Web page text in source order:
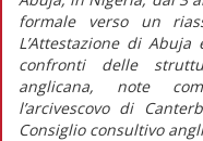
formale verso un
L’Attestazione di Abuja
confronti delle
anglicana, note
l’arcivescovo di
Consiglio consultivo